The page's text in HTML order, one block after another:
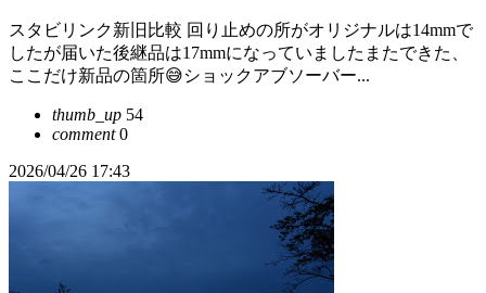
スタビリンク新旧比較 回り止めの所がオリジナルは14mmで
したが届いた後継品は17mmになっていましたまたできた、
ここだけ新品の箇所😅ショックアブソーバー...
thumb_up 54
comment0
2026/04/26 17:43